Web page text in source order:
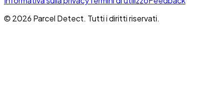
© 2026 Parcel Detect. Tutti i diritti riservati.